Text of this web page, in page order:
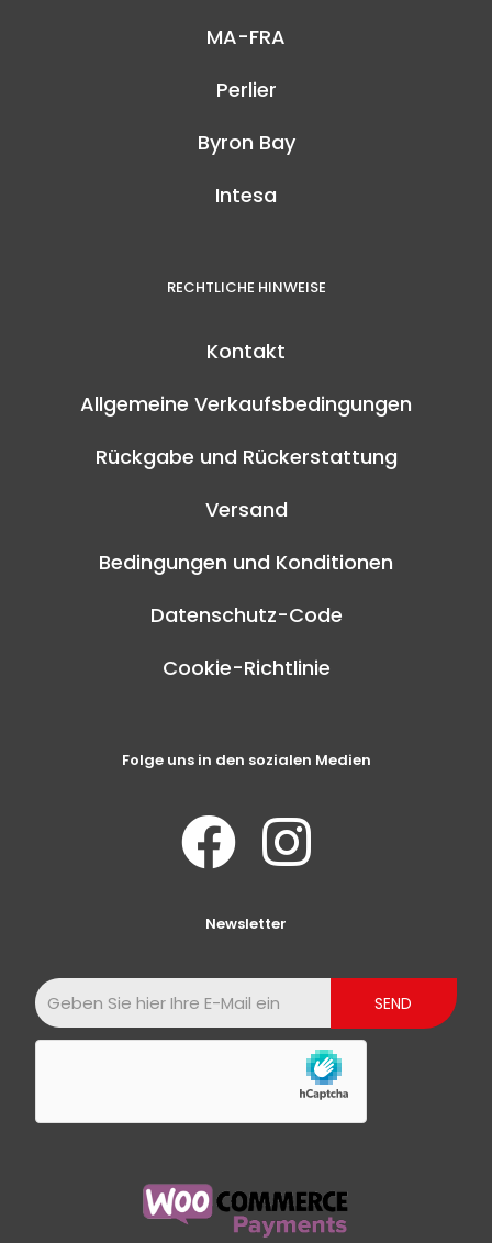
MA-FRA
Perlier
Byron Bay
Intesa
RECHTLICHE HINWEISE
Kontakt
Allgemeine Verkaufsbedingungen
Rückgabe und Rückerstattung
Versand
Bedingungen und Konditionen
Datenschutz-Code
Cookie-Richtlinie
Folge uns in den sozialen Medien
Newsletter